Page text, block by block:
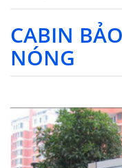
CABIN
NÓNG